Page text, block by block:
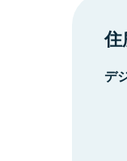
住
デ